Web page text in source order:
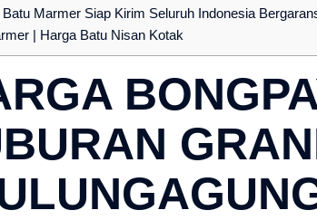
Batu Marmer Siap Kirim Seluruh Indonesia
| Harga Batu Nisan Kotak